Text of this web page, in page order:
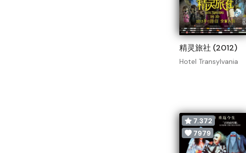
精灵旅社 (2012)
Hotel Transylvania
7.372
7979